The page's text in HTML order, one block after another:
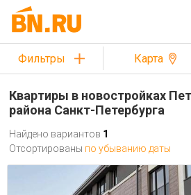
Фильтры Карта
Квартиры в новостройках
района Санкт-Петербурга
Найдено вариантов 1
Отсортированы по убыванию даты